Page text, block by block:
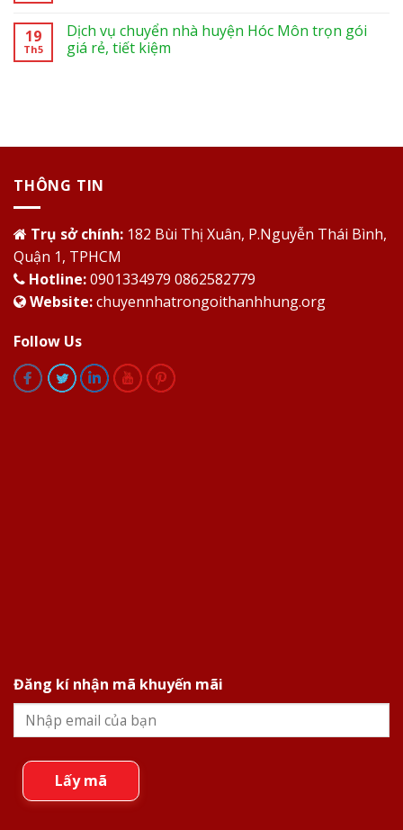
19
Th5
Dịch vụ chuyển nhà huyện Hóc Môn trọn gói
giá rẻ, tiết kiệm
THÔNG TIN
Trụ sở chính: 182 Bùi Thị Xuân, P.Nguyễn Thái Bình,
Quận 1, TPHCM
Hotline:0901334979 0862582779
Website:chuyennhatrongoithanhhung.org
Follow Us
Đăng kí nhận mã khuyến mãi
Lấy mã